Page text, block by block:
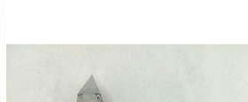
VELOFLUX 微流便携式流